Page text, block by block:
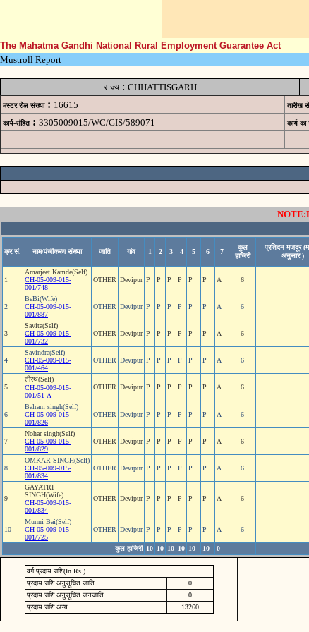
The Mahatma Gandhi National Rural Employment Guarantee Act
Mustroll Report
राज्य: CHHATTISGARH
मस्टर रोल संख्या : 16615 तारीख से
कार्य-संहित : 3305009015/WC/GIS/589071 कार्य का
क्र.सं. नाम/पंजीकरण संख्या जाति गांव 1 2 3 4 5 6 7
कुल
हाजिरी
प्रतिदन मजदूर
अनुसार )
1
Amarjeet Kamde(Self)
CH-05-009-015-
001/748
OTHER Devipur P P P P P P A 6
2
BeBi(Wife)
CH-05-009-015-
001/887
OTHER Devipur P P P P P P A 6
3
Savita(Self)
CH-05-009-015-
001/732
OTHER Devipur P P P P P P A 6
4
Savindra(Self)
CH-05-009-015-
001/464
OTHER Devipur P P P P P P A 6
5
तीरथ(Self)
CH-05-009-015-
001/51-A
OTHER Devipur P P P P P P A 6
6
Balram singh(Self)
CH-05-009-015-
001/826
OTHER Devipur P P P P P P A 6
7
Nohar singh(Self)
CH-05-009-015-
001/829
OTHER Devipur P P P P P P A 6
8
OMKAR SINGH(Self)
CH-05-009-015-
001/834
OTHER Devipur P P P P P P A 6
9
GAYATRI
SINGH(Wife)
CH-05-009-015-
001/834
OTHER Devipur P P P P P P A 6
10
Munni Bai(Self)
CH-05-009-015-
001/725
OTHER Devipur P P P P P P A 6
कुल हाजिरी 10 10 10 10 10 10 0
वर्ग प्रदाय राशि(In Rs.)
प्रदाय राशि अनुसूचित जाति
0
प्रदाय राशि अनुसूचित जनजाति
0
प्रदाय राशि अन्य
13260